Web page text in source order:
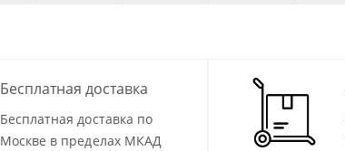
Бесплатная доставка
Бесплатная доставка по
Москве в пределах МКАД